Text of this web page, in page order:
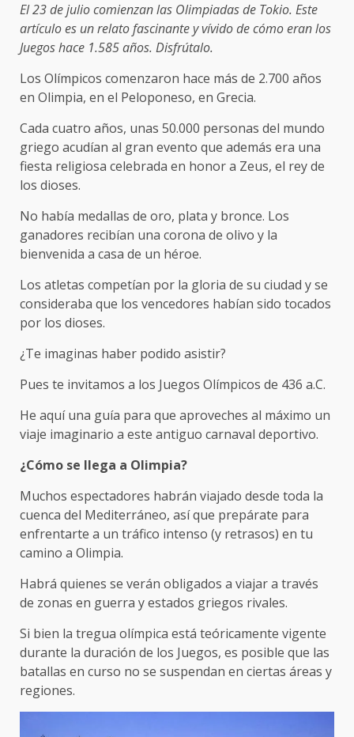
El 23 de julio comienzan las Olimpiadas de Tokio. Este
artículo es un relato fascinante y vívido de cómo eran los
Juegos hace 1.585 años. Disfrútalo.
Los Olímpicos comenzaron hace más de 2.700 años
en Olimpia, en el Peloponeso, en Grecia.
Cada cuatro años, unas 50.000 personas del mundo
griego acudían al gran evento que además era una
fiesta religiosa celebrada en honor a Zeus, el rey de
los dioses.
No había medallas de oro, plata y bronce. Los
ganadores recibían una corona de olivo y la
bienvenida a casa de un héroe.
Los atletas competían por la gloria de su ciudad y se
consideraba que los vencedores habían sido tocados
por los dioses.
¿Te imaginas haber podido asistir?
Pues te invitamos a los Juegos Olímpicos de 436 a.C.
He aquí una guía para que aproveches al máximo un
viaje imaginario a este antiguo carnaval deportivo.
¿Cómo se llega a Olimpia?
Muchos espectadores habrán viajado desde toda la
cuenca del Mediterráneo, así que prepárate para
enfrentarte a un tráfico intenso (y retrasos) en tu
camino a Olimpia.
Habrá quienes se verán obligados a viajar a través
de zonas en guerra y estados griegos rivales.
Si bien la tregua olímpica está teóricamente vigente
durante la duración de los Juegos, es posible que las
batallas en curso no se suspendan en ciertas áreas y
regiones.